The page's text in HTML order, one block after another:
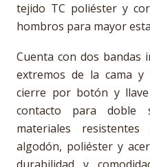
tejido TC poliéster y
hombros para mayor
Cuenta con dos bandas
extremos de la cama
cierre por botón y
contacto para doble
materiales
algodón, poliéster y